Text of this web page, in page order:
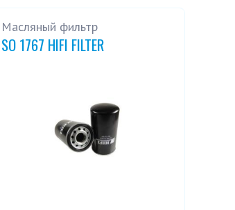
Масляный фильтр
SO 1767 HIFI FILTER